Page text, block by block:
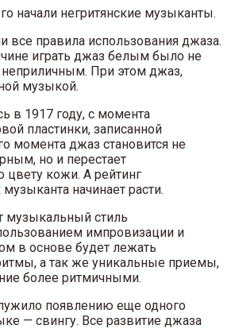
начали негритянские музыканты.
все правила использования джаза.
играть джаз белым было не
При этом джаз,
музыкой.
в 1917 году, с момента
пластинки, записанной
момента джаз становится не
но и перестает
цвету кожи. А рейтинг
начинает расти.
музыкальный стиль
импровизации и
в основе будет лежать
а так же уникальные приемы,
более ритмичными.
появлению еще одного
— свингу. Все развитие джаза